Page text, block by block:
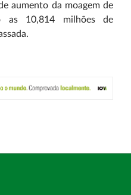
aumento da moagem de
as 10,814 milhões de